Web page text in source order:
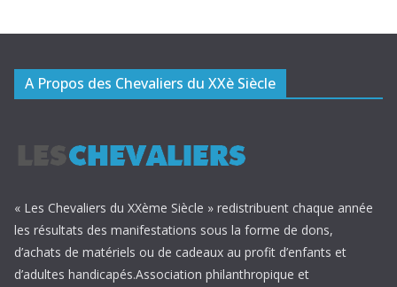
A Propos des Chevaliers du XXè Siècle
« Les Chevaliers du XXème Siècle » redistribuent chaque année
les résultats des manifestations sous la forme de dons,
d’achats de matériels ou de cadeaux au profit d’enfants et
d’adultes handicapés.Association philanthropique et